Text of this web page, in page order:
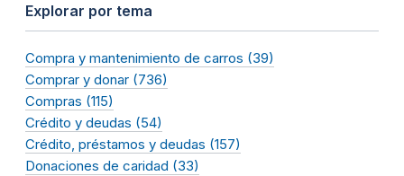
Explorar por tema
Compra y mantenimiento de carros (39)
Comprar y donar (736)
Compras (115)
Crédito y deudas (54)
Crédito, préstamos y deudas (157)
Donaciones de caridad (33)